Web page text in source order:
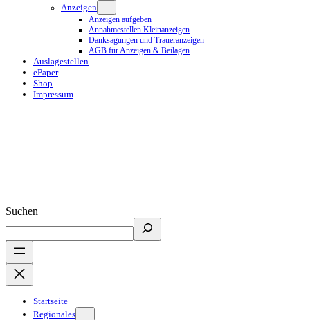
Anzeigen
Anzeigen aufgeben
Annahmestellen Kleinanzeigen
Danksagungen und Traueranzeigen
AGB für Anzeigen & Beilagen
Auslagestellen
ePaper
Shop
Impressum
Suchen
Startseite
Regionales